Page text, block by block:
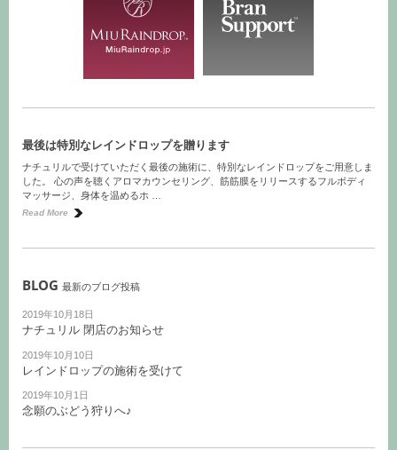
最後は特別なレインドロップを贈ります
ナチュリルで受けていただく最後の施術に、特別なレインドロップをご用意しま
した。 心の声を聴くアロマカウンセリング、筋筋膜をリリースするフルボディ
マッサージ、身体を温めるホ …
Read More
BLOG 最新のブログ投稿
2019年10月18日
ナチュリル 閉店のお知らせ
2019年10月10日
レインドロップの施術を受けて
2019年10月1日
念願のぶどう狩りへ♪